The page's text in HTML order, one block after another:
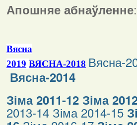
Апошняе абнаўленне:
Вясна
2019 ВЯСНА-2018 Вясна-
Вясна-2014
Зіма 2011-12 Зіма
2013-14 Зіма 2014-15